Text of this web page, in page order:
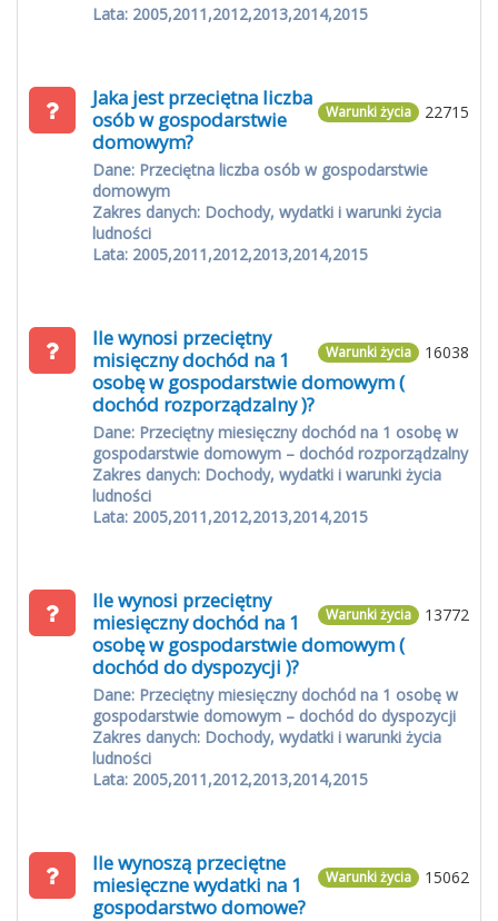
Lata: 2005,2011,2012,2013,2014,2015
22715
Warunki życia
Jaka jest przeciętna liczba
osób w gospodarstwie
domowym?
Dane: Przeciętna liczba osób w gospodarstwie
domowym
Zakres danych: Dochody, wydatki i warunki życia
ludności
Lata: 2005,2011,2012,2013,2014,2015
16038
Warunki życia
Ile wynosi przeciętny
misięczny dochód na 1
osobę w gospodarstwie domowym (
dochód rozporządzalny )?
Dane: Przeciętny miesięczny dochód na 1 osobę w
gospodarstwie domowym – dochód rozporządzalny
Zakres danych: Dochody, wydatki i warunki życia
ludności
Lata: 2005,2011,2012,2013,2014,2015
13772
Warunki życia
Ile wynosi przeciętny
miesięczny dochód na 1
osobę w gospodarstwie domowym (
dochód do dyspozycji )?
Dane: Przeciętny miesięczny dochód na 1 osobę w
gospodarstwie domowym – dochód do dyspozycji
Zakres danych: Dochody, wydatki i warunki życia
ludności
Lata: 2005,2011,2012,2013,2014,2015
15062
Warunki życia
Ile wynoszą przeciętne
miesięczne wydatki na 1
gospodarstwo domowe?